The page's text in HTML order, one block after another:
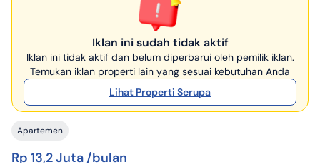
Iklan ini sudah tidak aktif
Iklan ini tidak aktif dan belum diperbarui oleh pemilik iklan.
Temukan iklan properti lain yang sesuai kebutuhan Anda
Lihat Properti Serupa
Apartemen
Rp 13,2 Juta /bulan